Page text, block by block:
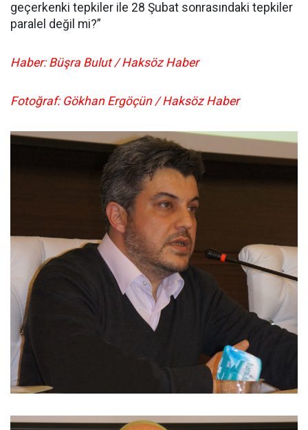
geçerkenki tepkiler ile 28 Şubat sonrasındaki tepkiler
paralel değil mi?”
Haber: Büşra Bulut / Haksöz Haber
Fotoğraf: Gökhan Ergöçün / Haksöz Haber